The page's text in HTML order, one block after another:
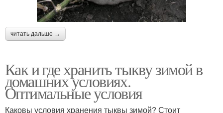
читать дальше →
Как и где хранить тыкву зимой в
домашних условиях.
Оптимальные условия
Каковы условия хранения тыквы зимой? Стоит